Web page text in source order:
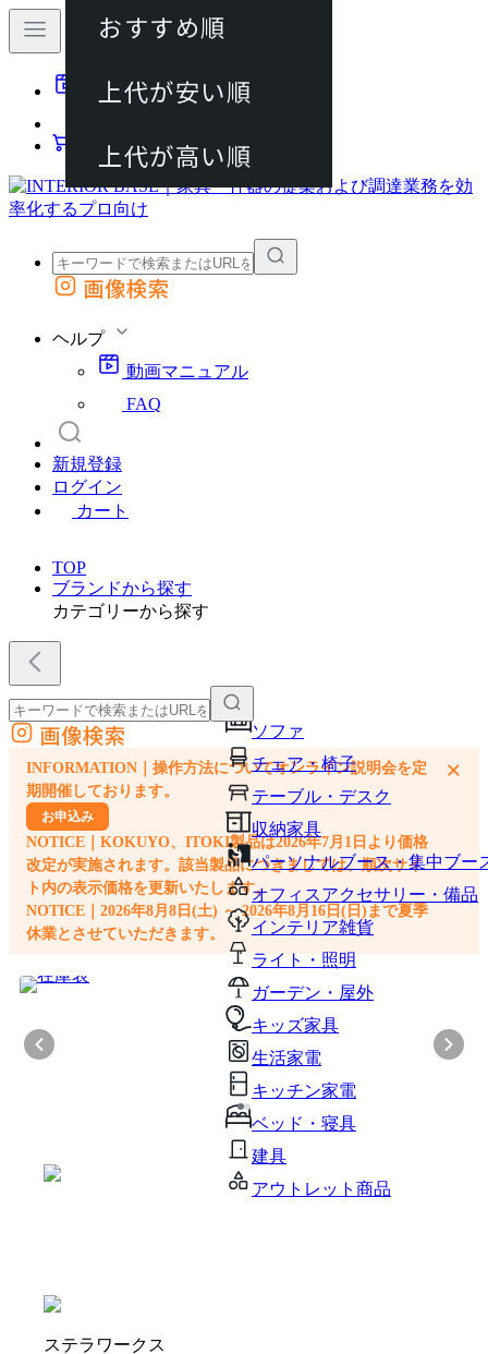
動画マニュアル
カート
外部サイトの商品をカートに追加
画像検索
ヘルプ
動画マニュアル
FAQ
新規登録
ログイン
カート
TOP
ブランドから探す
カテゴリーから探す
ソファ
チェア・椅子
テーブル・デスク
収納家具
パーソナルブース・集中ブー
オフィスアクセサリー・備品
インテリア雑貨
ライト・照明
ガーデン・屋外
キッズ家具
生活家電
キッチン家電
ベッド・寝具
建具
アウトレット商品
外部サイトの商品をカートに追加
他のサイトで見つけた商品ページのURLを貼り付けて、カートに追加できます
画像検索
INFORMATION｜操作方法についてオンライン説明会を定
期開催しております。
お申込み
NOTICE｜KOKUYO、ITOKI製品は2026年7月1日より価格
改定が実施されます。該当製品につきましては、順次サイ
ト内の表示価格を更新いたします。
NOTICE｜2026年8月8日(土) ～ 2026年8月16日(日)まで夏季
休業とさせていただきます。
×
ステラワークス
おすすめ順
上代が安い順
上代が高い順